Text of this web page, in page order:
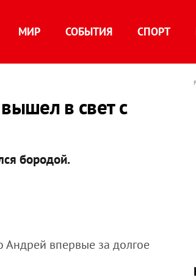
МИР СОБЫТИЯ СПОРТ
в свет с
бородой.
впервые за долгое